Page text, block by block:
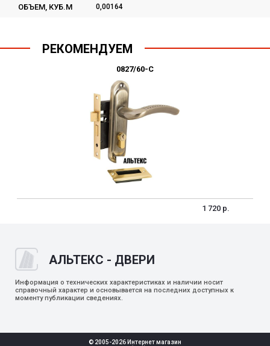
ОБЪЕМ, КУБ.М 0,00164
РЕКОМЕНДУЕМ
0827/60-C
1 720 р.
АЛЬТЕКС - ДВЕРИ
Информация о технических характеристиках и наличии носит
справочный характер и основывается на последних доступных к
моменту публикации сведениях.
© 2005-2026 Интернет магазин